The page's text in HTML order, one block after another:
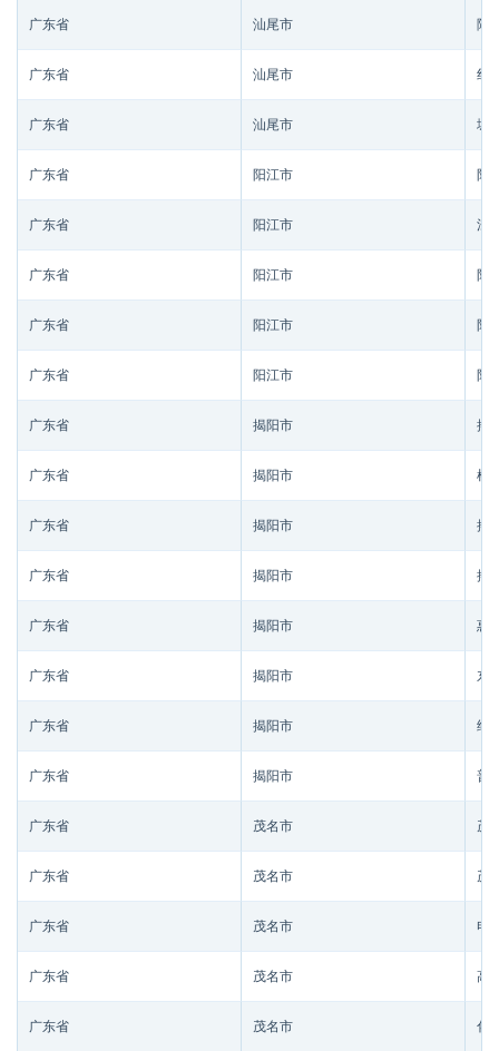
广东省 汕尾市 陆
广东省 汕尾市 红
广东省 汕尾市 城
广东省 阳江市 阳
广东省 阳江市 江
广东省 阳江市 阳
广东省 阳江市 阳
广东省 阳江市 阳
广东省 揭阳市 揭
广东省 揭阳市 榕
广东省 揭阳市 揭
广东省 揭阳市 揭
广东省 揭阳市 惠
广东省 揭阳市 东
广东省 揭阳市 经
广东省 揭阳市 普
广东省 茂名市 茂
广东省 茂名市 茂
广东省 茂名市 电
广东省 茂名市 高
广东省 茂名市 化